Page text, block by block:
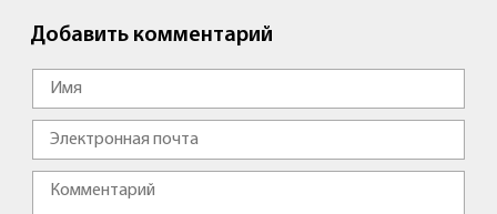
Добавить комментарий